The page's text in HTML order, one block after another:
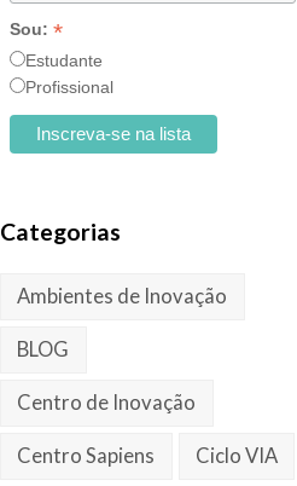
Sou: *
Estudante
Profissional
Categorias
Ambientes de Inovação
BLOG
Centro de Inovação
Centro Sapiens Ciclo VIA